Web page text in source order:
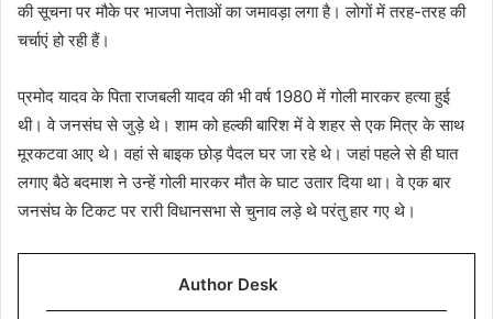
की सूचना पर मौके पर भाजपा नेताओं का जमावड़ा लगा है। लोगों में तरह-तरह की
चर्चाएं हो रही हैं।
प्रमोद यादव के पिता राजबली यादव की भी वर्ष 1980 में गोली मारकर हत्या हुई
थी। वे जनसंघ से जुड़े थे। शाम को हल्की बारिश में वे शहर से एक मित्र के साथ
मूरकटवा आए थे। वहां से बाइक छोड़ पैदल घर जा रहे थे। जहां पहले से ही घात
लगाए बैठे बदमाश ने उन्हें गोली मारकर मौत के घाट उतार दिया था। वे एक बार
जनसंघ के टिकट पर रारी विधानसभा से चुनाव लड़े थे परंतु हार गए थे।
Author Desk